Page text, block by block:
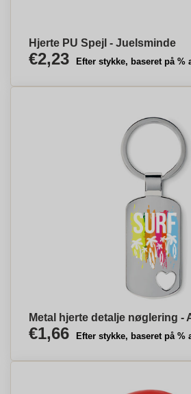
Hjerte PU Spejl - Juelsminde
€2,23 Efter stykke, baseret på %
Metal hjerte detalje nøglering -
€1,66 Efter stykke, baseret på %